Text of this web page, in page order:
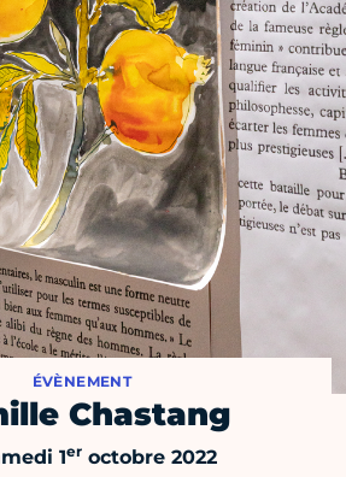
ÉVÈNEMENT
Chastang
1eroctobre 2022